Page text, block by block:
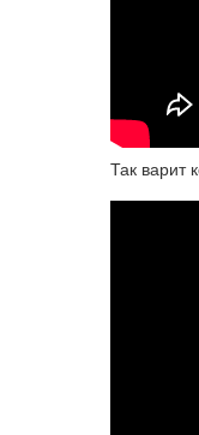
Так варит